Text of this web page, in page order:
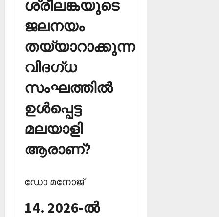
ശ്രീലങ്കയുടെ
ജലനയം
തയ്യാറാക്കുന്ന
വിദഗ്ധ
സംഘത്തില്‍
ഉള്‍പ്പെട്ട
മലയാളി
ആരാണ്?
ഡോ മനോജ്‌
14. 2026-ല്‍